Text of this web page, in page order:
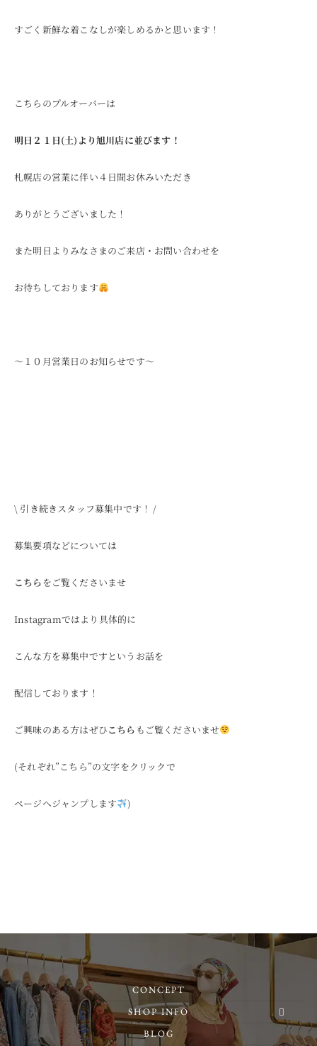
すごく新鮮な着こなしが楽しめるかと思います！
こちらのプルオーバーは
明日２１日(土)より旭川店に並びます！
札幌店の営業に伴い４日間お休みいただき
ありがとうございました！
また明日よりみなさまのご来店・お問い合わせを
お待ちしております
〜１０月営業日のお知らせです〜
\ 引き続きスタッフ募集中です！ /
募集要項などについては
こちらをご覧くださいませ
Instagramではより具体的に
こんな方を募集中ですというお話を
配信しております！
ご興味のある方はぜひこちら もご覧くださいませ
(それぞれ”こちら”の文字をクリックで
ページへジャンプします )
CONCEPT
SHOP INFO
BLOG